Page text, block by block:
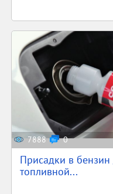
7888 0
Присадки в
топливной...